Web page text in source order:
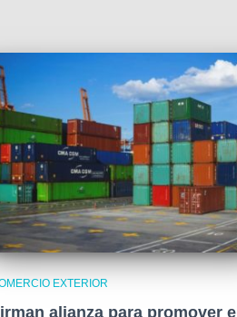
EXTERIOR
alianza para promover el